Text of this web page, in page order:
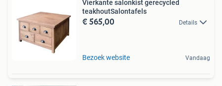
Vierkante salonkist gerecycled
teakhoutSalontafels
€ 565,00 Details
Bezoek website Vandaag